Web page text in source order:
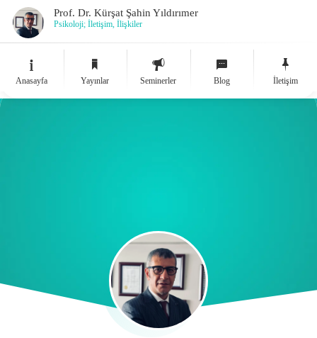
Prof. Dr. Kürşat Şahin Yıldırımer
Psikoloji; İletişim, İlişkiler
Anasayfa Yayınlar Seminerler Blog İletişim